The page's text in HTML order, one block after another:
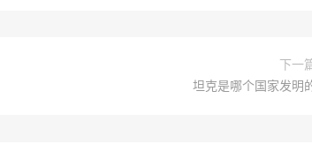
下一
坦克是哪个国家发明